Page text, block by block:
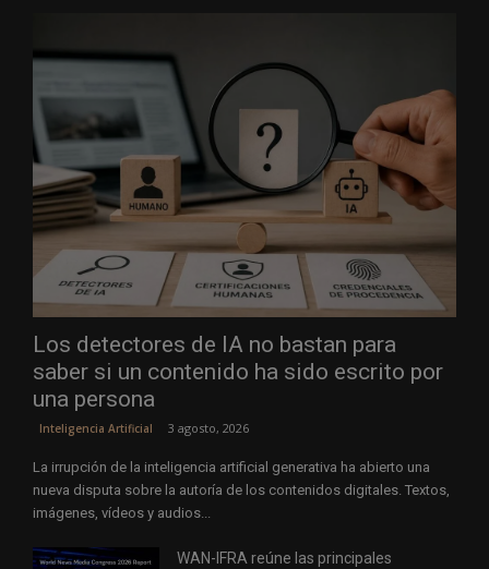
Los detectores de IA no bastan para
saber si un contenido ha sido escrito por
una persona
Inteligencia Artificial 3 agosto, 2026
La irrupción de la inteligencia artificial generativa ha abierto una
nueva disputa sobre la autoría de los contenidos digitales. Textos,
imágenes, vídeos y audios...
WAN-IFRA reúne las principales